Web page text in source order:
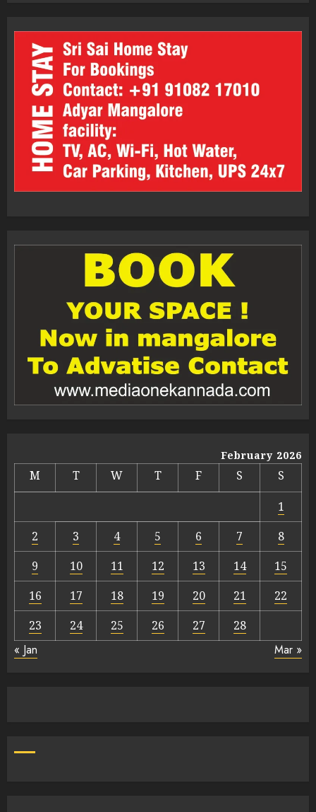
February 2026
M T W T F S
S
1
2
3 4 5 6 7
8
9
10 11 12 13 14
15
16
17 18 19 20 21
22
23
24 25 26 27 28
« Jan Mar »